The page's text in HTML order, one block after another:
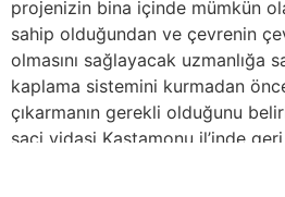
projenizin bina içinde mümkün
sahip olduğundan ve çevrenin
olmasını sağlayacak uzmanlığa
kaplama sistemini kurmadan
çıkarmanın gerekli olduğunu
saci vidasi Kastamonu il’inde